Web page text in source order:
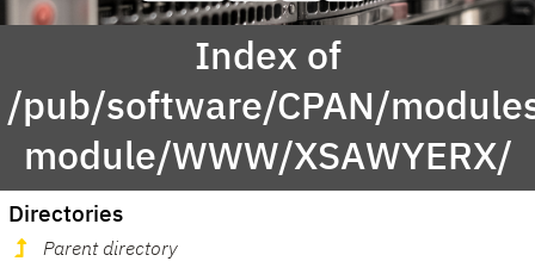
Index of
/pub/software/CPAN/
module/WWW/XSAWYERX/
Directories
Parent directory